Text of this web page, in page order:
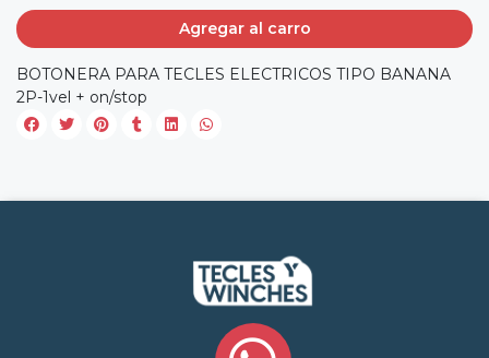
Agregar al carro
BOTONERA PARA TECLES ELECTRICOS TIPO BANANA
2P-1vel + on/stop